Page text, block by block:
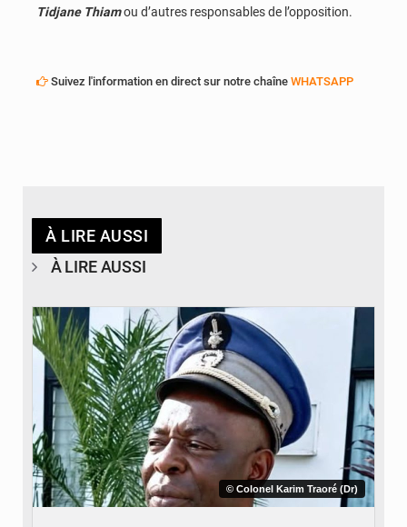
Tidjane Thiamou d’autres responsables de l’opposition.
Suivez l'information en direct sur notre chaîne WHATSAPP
À LIRE AUSSI
À LIRE AUSSI
© Colonel Karim Traoré (Dr)